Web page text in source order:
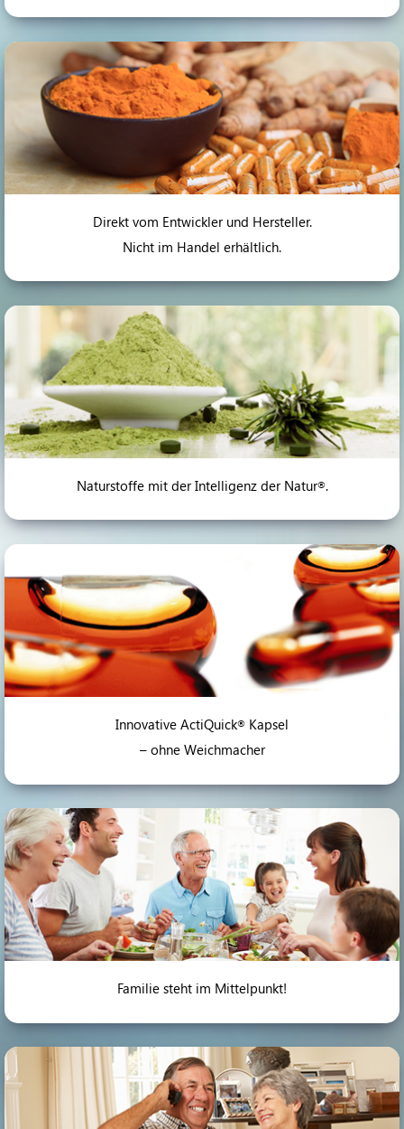
Direkt vom Entwickler und Hersteller.
Nicht im Handel erhältlich.
Naturstoffe mit der Intelligenz der Natur®.
Innovative ActiQuick® Kapsel
– ohne Weichmacher
Familie steht im Mittelpunkt!